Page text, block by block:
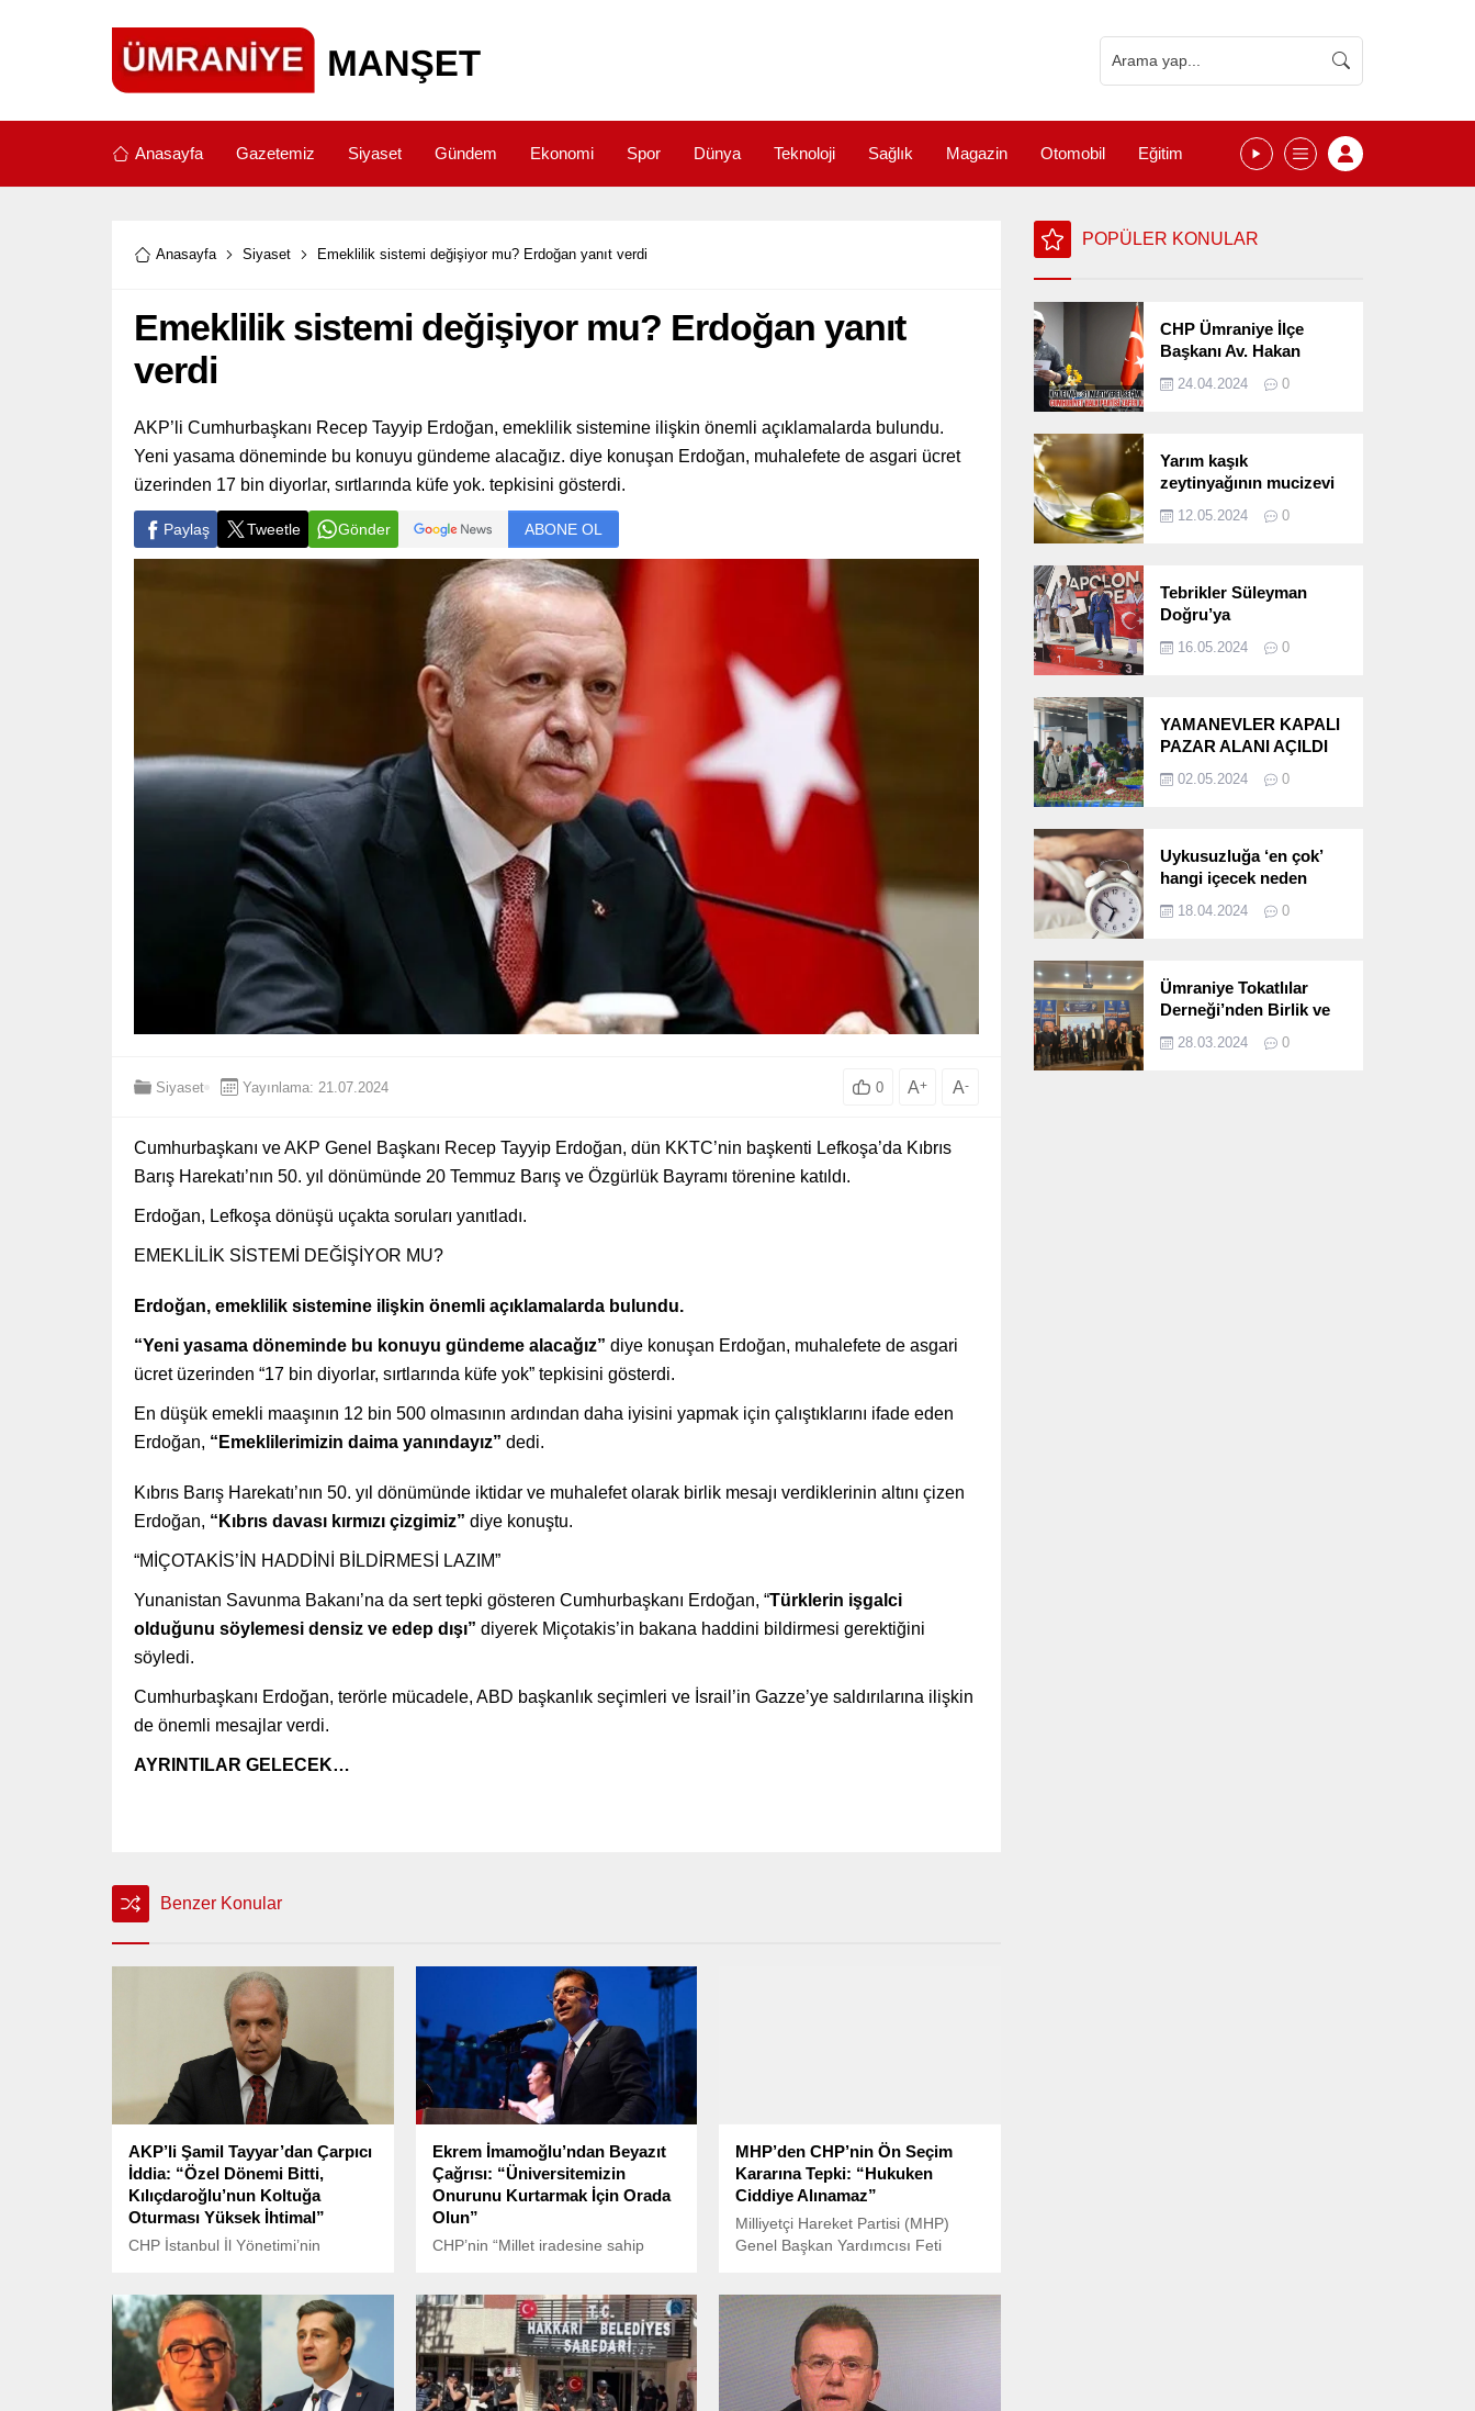
Anasayfa Gazetemiz Siyaset Gündem Ekonomi Spor Dünya Teknoloji Sağlık Magazin Otomobil Eğitim
Anasayfa Siyaset Emeklilik sistemi değişiyor mu? Erdoğan yanıt verdi
Emeklilik sistemi değişiyor mu? Erdoğan yanıt
verdi
AKP’li Cumhurbaşkanı Recep Tayyip Erdoğan, emeklilik sistemine ilişkin önemli açıklamalarda bulundu.
Yeni yasama döneminde bu konuyu gündeme alacağız. diye konuşan Erdoğan, muhalefete de asgari ücret
üzerinden 17 bin diyorlar, sırtlarında küfe yok. tepkisini gösterdi.
Paylaş Tweetle Gönder ABONE OL
Siyaset Yayınlama: 21.07.2024 0 A+ A-
Cumhurbaşkanı ve AKP Genel Başkanı Recep Tayyip Erdoğan, dün KKTC’nin başkenti Lefkoşa’da Kıbrıs
Barış Harekatı’nın 50. yıl dönümünde 20 Temmuz Barış ve Özgürlük Bayramı törenine katıldı.
Erdoğan, Lefkoşa dönüşü uçakta soruları yanıtladı.
EMEKLİLİK SİSTEMİ DEĞİŞİYOR MU?
Erdoğan, emeklilik sistemine ilişkin önemli açıklamalarda bulundu.
“Yeni yasama döneminde bu konuyu gündeme alacağız” diye konuşan Erdoğan, muhalefete de asgari
ücret üzerinden “17 bin diyorlar, sırtlarında küfe yok” tepkisini gösterdi.
En düşük emekli maaşının 12 bin 500 olmasının ardından daha iyisini yapmak için çalıştıklarını ifade eden
Erdoğan, “Emeklilerimizin daima yanındayız” dedi.
Kıbrıs Barış Harekatı’nın 50. yıl dönümünde iktidar ve muhalefet olarak birlik mesajı verdiklerinin altını çizen
Erdoğan, “Kıbrıs davası kırmızı çizgimiz” diye konuştu.
“MİÇOTAKİS’İN HADDİNİ BİLDİRMESİ LAZIM”
Yunanistan Savunma Bakanı’na da sert tepki gösteren Cumhurbaşkanı Erdoğan, “Türklerin işgalci
olduğunu söylemesi densiz ve edep dışı” diyerek Miçotakis’in bakana haddini bildirmesi gerektiğini
söyledi.
Cumhurbaşkanı Erdoğan, terörle mücadele, ABD başkanlık seçimleri ve İsrail’in Gazze’ye saldırılarına ilişkin
de önemli mesajlar verdi.
AYRINTILAR GELECEK…
Benzer Konular
AKP’li Şamil Tayyar’dan Çarpıcı
İddia: “Özel Dönemi Bitti,
Kılıçdaroğlu’nun Koltuğa
Oturması Yüksek İhtimal”
CHP İstanbul İl Yönetimi’nin
yeni tartışmalar başladı. AKP’li eski
milletvekili Şamil Tayyar, sosyal
medya hesabından yaptığı
açıklamada, CHP’deki gelişmelerin
Kemal Kılıçdaroğlu’nun yeniden
Ekrem İmamoğlu’ndan Beyazıt
Çağrısı: “Üniversitemizin
Onurunu Kurtarmak İçin Orada
Olun”
CHP’nin “Millet iradesine sahip
MHP’den CHP’nin Ön Seçim
Kararına Tepki: “Hukuken
Ciddiye Alınamaz”
Milliyetçi Hareket Partisi (MHP)
Genel Başkan Yardımcısı Feti
seçim kararına sert tepki gösterdi.
Yıldız, CHP’nin bu kararı hukuken
geçerli sayılmayacağını belirtti.
POPÜLER KONULAR
CHP Ümraniye İlçe
Başkanı Av. Hakan
Seçimlerini
24.04.2024 0
Yarım kaşık
zeytinyağının mucizevi
12.05.2024 0
Tebrikler Süleyman
Doğru’ya
16.05.2024 0
YAMANEVLER KAPALI
PAZAR ALANI AÇILDI
02.05.2024 0
Uykusuzluğa ‘en çok’
hangi içecek neden
18.04.2024 0
Ümraniye Tokatlılar
Derneği’nden Birlik ve
Programı
28.03.2024 0